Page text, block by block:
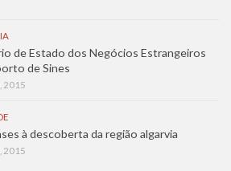
de Estado dos Negócios Estrangeiros
de Sines
2015
à descoberta da região algarvia
2015